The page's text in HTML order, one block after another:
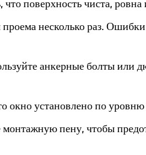
что поверхность чиста, ровна
несколько раз.
анкерные болты или
окно установлено по
пену, чтобы